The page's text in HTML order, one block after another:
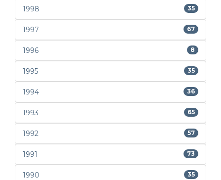
1998 35
1997 67
1996 8
1995 35
1994 36
1993 65
1992 57
1991 73
1990 35